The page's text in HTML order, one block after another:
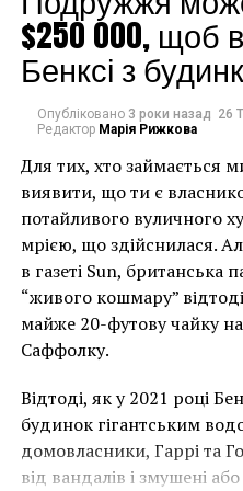
среди выставки самую
написанную в 1893 году.
в Национальном музее
$250 000, щоб
Бенксі з
Опубліковано 3 роки назад 26
Редактор Марія Рижкова
Для тих, хто займається
виявити, що ти є
потайливого вуличного
мрією, що здійснилася.
в газеті Sun, британська
“живого кошмару”
майже 20-футову чайку на
Саффолку.
Відтоді, як у 2021 році
будинок гігантським
домовласники, Гаррі та
від вандалів і змушені